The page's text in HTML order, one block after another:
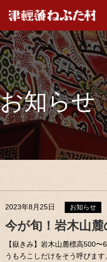
お知らせ
2023年8月25日 お知らせ
今が旬！岩木山麓
【嶽きみ】岩木山麓標高500
うもろこしだけをそう呼びま